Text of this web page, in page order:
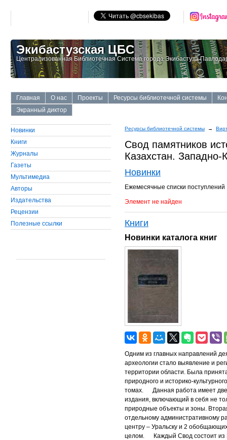
Экибастузская ЦБС
Централизованная Библиотечная Система города Экибастуза
Главная О нас Проекты Ресурсы библиотечной системы
Экранный диктор
Новинки
Книги
Журналы
Газеты
Мультимедиа
Авторы
Издательства
Рецензии
Полезные ссылки
Ресурсы библиотечной системы →
Свод памятников
Казахстан. Западно-
Новинки
Ежемесячные списки поступлений
Элемент не найден
Книги
Новинки каталога книг
Одним из главных направлений
археологии стало выявление и
территории области. Была
природного и историко-
томах. Данная работа имеет две
издания, включающий в себя не
природные объекты и зоны.
отдельному административному
центру – Уральску и 2
целом. Каждый Свод состоит из